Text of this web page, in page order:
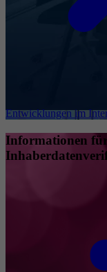
Entwicklungen im
Informationen für